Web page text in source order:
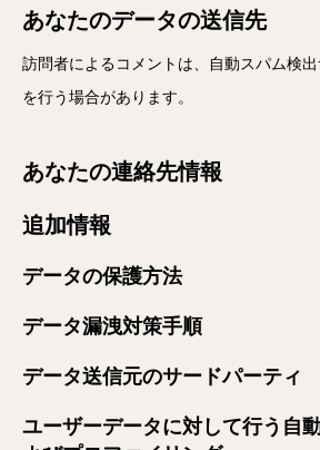
あなたのデータの送信先
訪問者によるコメントは、自動スパム検
を行う場合があります。
あなたの連絡先情報
追加情報
データの保護方法
データ漏洩対策手順
データ送信元のサードパーティ
ユーザーデータに対して行う自